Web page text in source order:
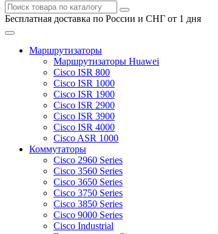
Бесплатная доставка по России и СНГ от 1 дня
Маршрутизаторы
Маршрутизаторы Huawei
Cisco ISR 800
Cisco ISR 1000
Cisco ISR 1900
Cisco ISR 2900
Cisco ISR 3900
Cisco ISR 4000
Cisco ASR 1000
Коммутаторы
Cisco 2960 Series
Cisco 3560 Series
Cisco 3650 Series
Cisco 3750 Series
Cisco 3850 Series
Cisco 9000 Series
Cisco Industrial